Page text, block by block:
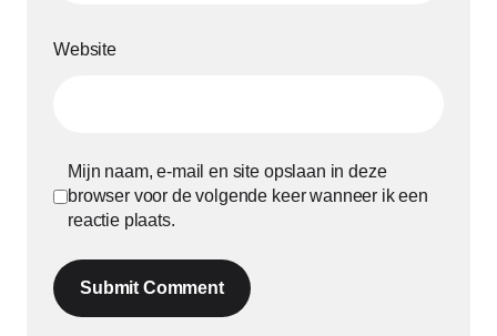
Website
Mijn naam, e-mail en site opslaan in deze
browser voor de volgende keer wanneer ik een
reactie plaats.
Submit Comment